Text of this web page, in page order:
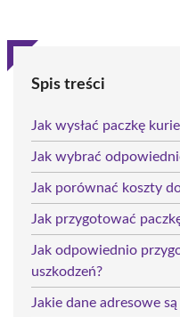
Spis treści
Jak wysłać paczkę
Jak wybrać
Jak porównać koszty
Jak przygotować
Jak odpowiednio
uszkodzeń?
Jakie dane adresowe